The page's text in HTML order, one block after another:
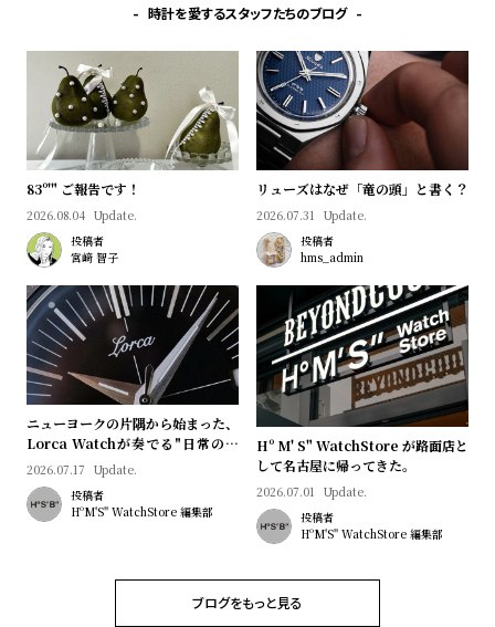
時計を愛するスタッフたちのブログ
83º'" ご報告です！
2026.08.04 Update.
投稿者
宮﨑 智子
リューズはなぜ「竜の頭」と書く？
2026.07.31 Update.
投稿者
hms_admin
ニューヨークの片隅から始まった、
Lorca Watchが奏でる"日常のロ
マン"｜Brand Picks #08
2026.07.17 Update.
投稿者
HºM'S" WatchStore 編集部
Hº M' S" WatchStore が路面店と
して名古屋に帰ってきた。
2026.07.01 Update.
投稿者
HºM'S" WatchStore 編集部
ブログをもっと見る